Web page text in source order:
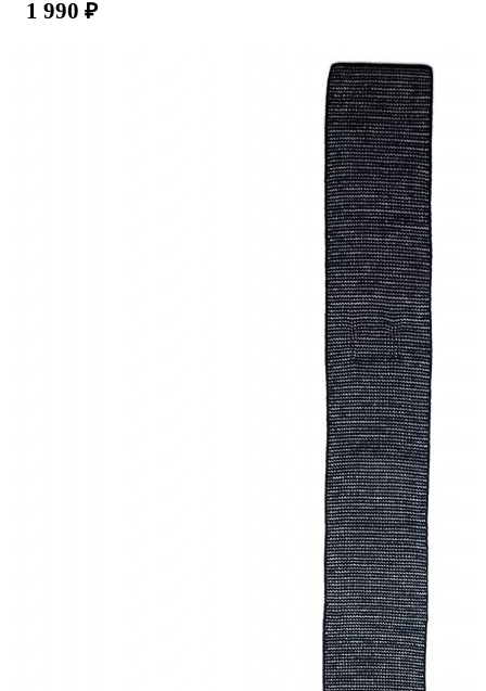
1 990 ₽